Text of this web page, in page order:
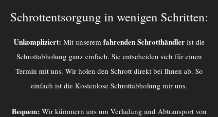
Schrottentsorgung in wenigen Schritten:
Unkompliziert: Mit unserem fahrenden Schrotthändlerist die
Schrottabholung ganz einfach. Sie entscheiden sich für einen
Termin mit uns. Wir holen den Schrott direkt bei Ihnen ab. So
einfach ist die Kostenlose Schrottabholung mir uns.
Bequem: Wir kümmern uns um Verladung und Abtransport von